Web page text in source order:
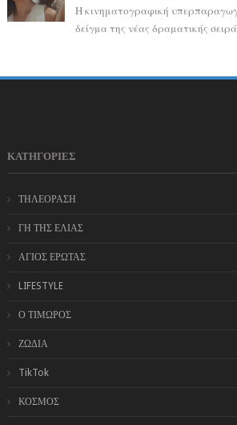
Η κινηματογραφική
δείγμα της νέας δραματικής
ΚΑΤΗΓΟΡΙΕΣ
ΤΗΛΕΟΡΑΣΗ
ΓΗ ΤΗΣ ΕΛΙΑΣ
ΑΓΙΟΣ ΕΡΩΤΑΣ
LIFESTYLE
Ο ΤΙΜΩΡΟΣ
ΖΩΔΙΑ
TikTok
ΚΟΣΜΟΣ